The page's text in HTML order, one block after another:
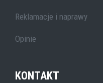
Reklamacje i naprawy
Opinie
KONTAKT